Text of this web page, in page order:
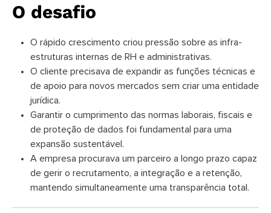
O desafio
O rápido crescimento criou pressão sobre as infra-
estruturas internas de RH e administrativas.
O cliente precisava de expandir as funções técnicas e
de apoio para novos mercados sem criar uma entidade
jurídica.
Garantir o cumprimento das normas laborais, fiscais e
de proteção de dados foi fundamental para uma
expansão sustentável.
A empresa procurava um parceiro a longo prazo capaz
de gerir o recrutamento, a integração e a retenção,
mantendo simultaneamente uma transparência total.